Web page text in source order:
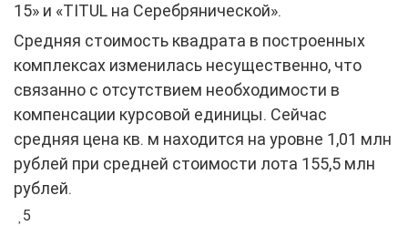
15» и «TITUL на Серебрянической».
Средняя стоимость квадрата в построенных
комплексах изменилась несущественно, что
связанно с отсутствием необходимости в
компенсации курсовой единицы. Сейчас
средняя цена кв. м находится на уровне 1,01 млн
рублей при средней стоимости лота 155,5 млн
рублей.
5